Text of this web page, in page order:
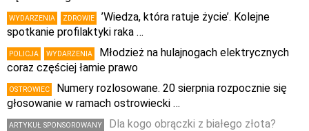
WYDARZENIA ZDROWIE
’Wiedza, która ratuje życie’. Kolejne
spotkanie profilaktyki raka …
POLICJA WYDARZENIA
Młodzież na hulajnogach elektrycznych
coraz częściej łamie prawo
OSTROWIEC
Numery rozlosowane. 20 sierpnia rozpocznie się
głosowanie w ramach ostrowiecki …
ARTYKUŁ SPONSOROWANY
Dla kogo obrączki z białego złota?